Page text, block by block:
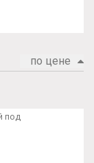
по цене